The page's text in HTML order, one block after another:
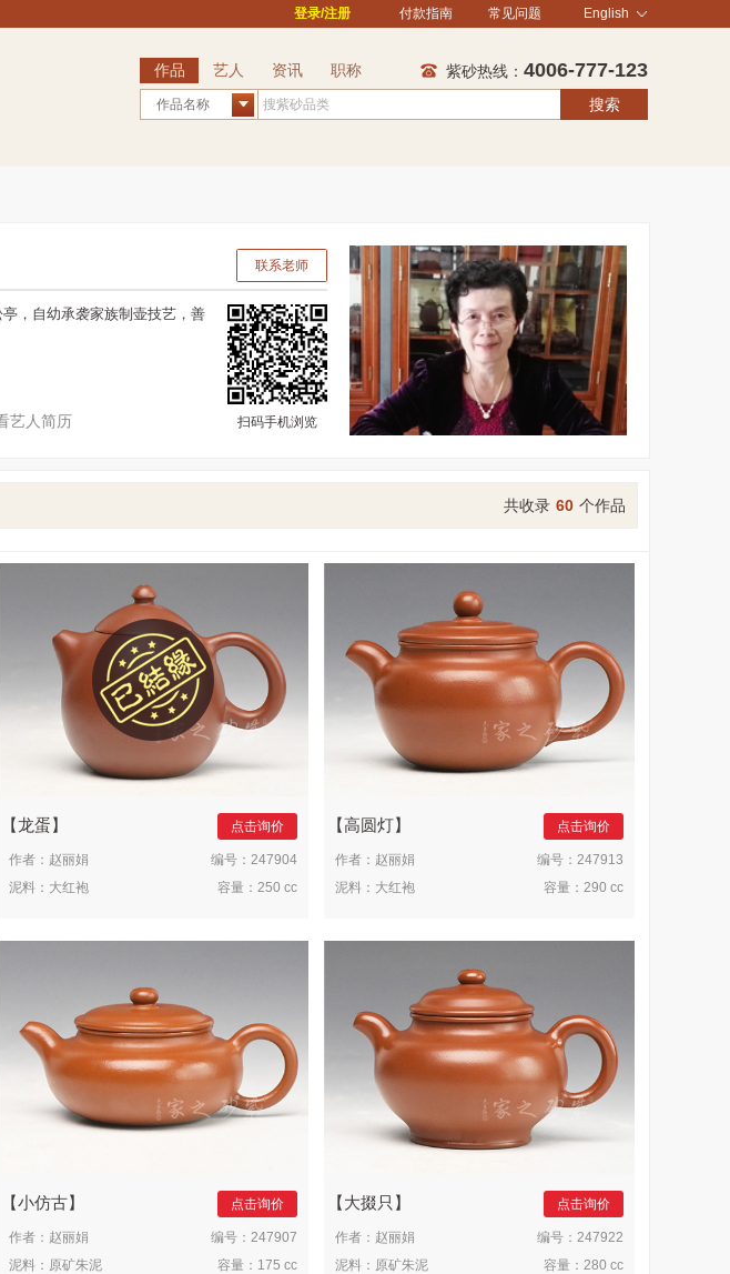
登录/注册 付款指南 常见问题 English
作品 艺人 资讯 职称 紫砂热线： 4006-777-123
作品名称 搜索
联系老师
，自幼承袭家族制壶技艺，善
艺人简历 扫码手机浏览
共收录 60 个作品
龙蛋 点击询价
作者： 赵丽娟 编号： 247904
泥料： 大红袍 容量： 250 cc
高圆灯 点击询价
作者： 赵丽娟 编号： 247913
泥料： 大红袍 容量： 290 cc
小仿古 点击询价
作者： 赵丽娟 编号： 247907
泥料： 原矿朱泥 容量： 175 cc
大掇只 点击询价
作者： 赵丽娟 编号： 247922
泥料： 原矿朱泥 容量： 280 cc